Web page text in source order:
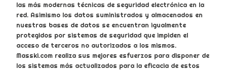
las más modernas técnicas de seguridad electrónica en la
red. Asimismo los datos suministrados y almacenados en
nuestras bases de datos se encuentran igualmente
protegidos por sistemas de seguridad que impiden el
acceso de terceros no autorizados a los mismos.
Masski.com realiza sus mejores esfuerzos para disponer de
los sistemas más actualizados para la eficacia de estos